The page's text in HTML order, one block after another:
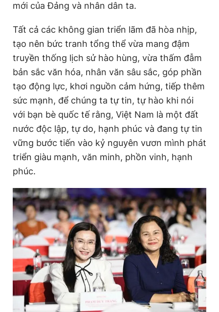
mới của Đảng và nhân dân ta.
Tất cả các không gian triển lãm đã hòa nhịp,
tạo nên bức tranh tổng thể vừa mang đậm
truyền thống lịch sử hào hùng, vừa thấm đẫm
bản sắc văn hóa, nhân văn sâu sắc, góp phần
tạo động lực, khơi nguồn cảm hứng, tiếp thêm
sức mạnh, để chúng ta tự tin, tự hào khi nói
với bạn bè quốc tế rằng, Việt Nam là một đất
nước độc lập, tự do, hạnh phúc và đang tự tin
vững bước tiến vào kỷ nguyên vươn mình phát
triển giàu mạnh, văn minh, phồn vinh, hạnh
phúc.